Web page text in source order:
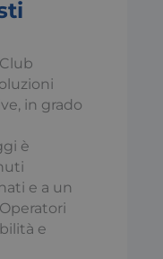
in grado
è
e a un
e